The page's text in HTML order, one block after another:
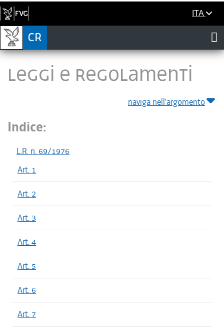
ITA
LEGGI E REGOLAMENTI
naviga nell'argomento
Indice:
L.R. n. 69/1976
Art. 1
Art. 2
Art. 3
Art. 4
Art. 5
Art. 6
Art. 7